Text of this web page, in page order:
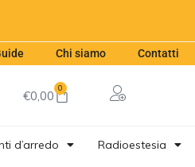
Chi siamo Contatti
€0,00 0
d’arredo Radioestesia